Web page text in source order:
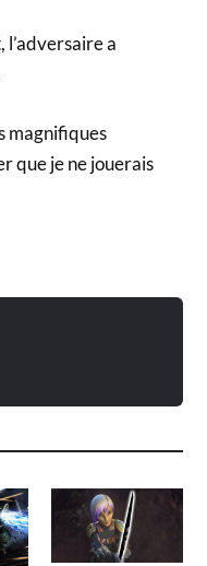
l’adversaire a
magnifiques
que je ne jouerais